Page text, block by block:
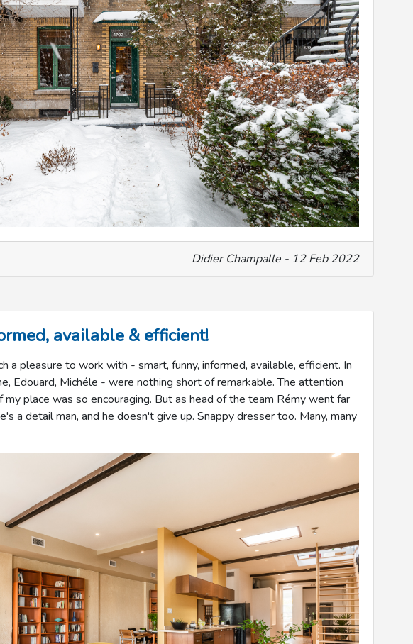
Didier Champalle - 12 Feb 2022
available & efficient!
a pleasure to work with - smart, funny, informed, available, efficient. In
Edouard, Michéle - were nothing short of remarkable. The attention
place was so encouraging. But as head of the team Rémy went far
a detail man, and he doesn't give up. Snappy dresser too. Many, many